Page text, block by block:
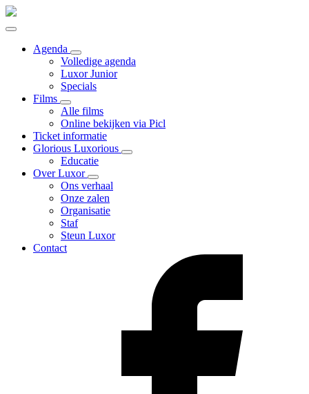
Agenda
Volledige agenda
Luxor Junior
Specials
Films
Alle films
Online bekijken via Picl
Ticket informatie
Glorious Luxorious
Educatie
Over Luxor
Ons verhaal
Onze zalen
Organisatie
Staf
Steun Luxor
Contact